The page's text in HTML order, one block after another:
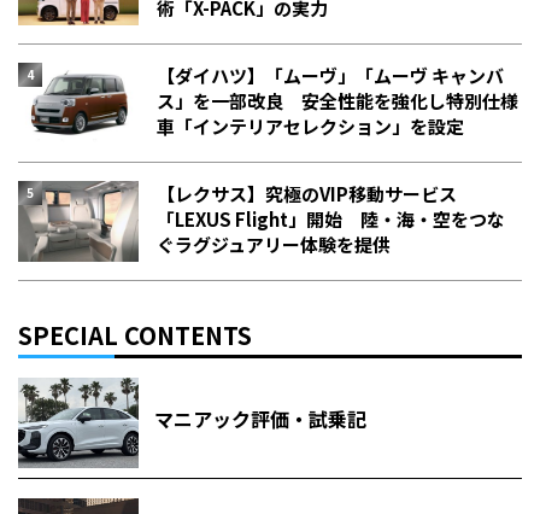
術「X-PACK」の実力
【ダイハツ】「ムーヴ」「ムーヴ キャンバ
ス」を一部改良 安全性能を強化し特別仕様
車「インテリアセレクション」を設定
【レクサス】究極のVIP移動サービス
「LEXUS Flight」開始 陸・海・空をつな
ぐラグジュアリー体験を提供
SPECIAL CONTENTS
マニアック評価・試乗記